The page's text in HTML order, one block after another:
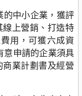
的中小企業，獲評
線上營銷、打造特
用，可獲六成資
意申請的企業須具
商業計劃書及經營